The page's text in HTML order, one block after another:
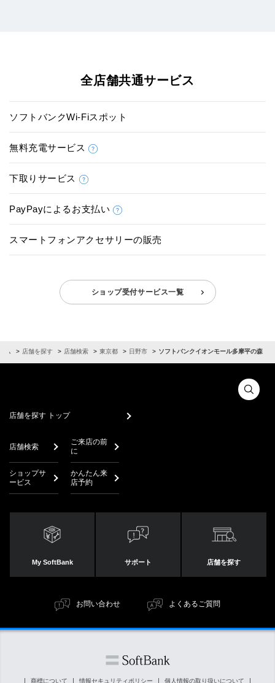
全店舗共通サービス
ソフトバンクWi-Fiスポット
無料充電サービス
下取りサービス
PayPayによるお支払い
スマートフォンアクセサリーの販売
ショップ受付サービス一覧
ム 店舗を探す 店舗検索 東京都 日野市 ソフトバンクイオンモール多摩平の森
店舗を探す トップ
店舗検索
ご来店の前
に
ショップサ
ービス
かんたん来
店予約
My SoftBank サポート 店舗を探す
お問い合わせ よくあるご質問
商標について 情報セキュリティポリシー 個人情報の取り扱いについて